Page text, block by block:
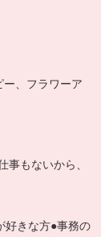
、フラワーア
事もないから、
好きな方●事務の